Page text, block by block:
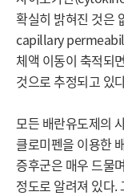
확실히 밝혀진 것은
capillary
체액 이동이 축적되
것으로 추정되고 있
모든 배란유도제의
클로미펜을 이용한
증후군은 매우 드물
정도로 알려져 있다.